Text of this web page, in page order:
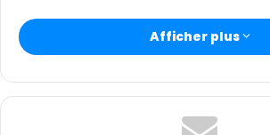
e
l
Afficher plus